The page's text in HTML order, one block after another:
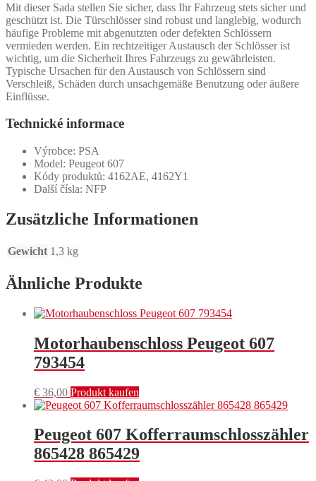
Mit dieser Sada stellen Sie sicher, dass Ihr Fahrzeug stets sicher und
geschützt ist. Die Türschlösser sind robust und langlebig, wodurch
häufige Probleme mit abgenutzten oder defekten Schlössern
vermieden werden. Ein rechtzeitiger Austausch der Schlösser ist
wichtig, um die Sicherheit Ihres Fahrzeugs zu gewährleisten.
Typische Ursachen für den Austausch von Schlössern sind
Verschleiß, Schäden durch unsachgemäße Benutzung oder äußere
Einflüsse.
Technické informace
Výrobce: PSA
Model: Peugeot 607
Kódy produktů: 4162AE, 4162Y1
Další čísla: NFP
Zusätzliche Informationen
Gewicht 1,3 kg
Ähnliche Produkte
Motorhaubenschloss Peugeot 607
793454
€ 36,00 Produkt kaufen
Peugeot 607 Kofferraumschlosszähler
865428 865429